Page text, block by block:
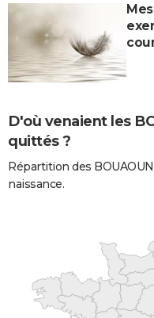
D'où venaient les
quittés ?
Répartition des
naissance.